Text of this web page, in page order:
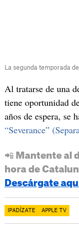
La segunda temporada
Al tratarse de una
tiene oportunidad
años de espera, se
“Severance”
📲 Mantente al
hora de
Descárgate
IPADÍZATE APPLE TV